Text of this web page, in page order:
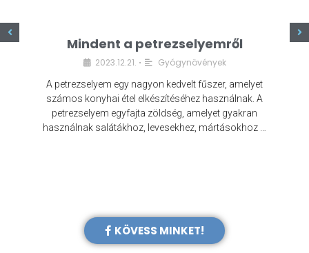
Mindent a petrezselyemről
2023.12.21. • Gyógynövények
A petrezselyem egy nagyon kedvelt fűszer, amelyet
számos konyhai étel elkészítéséhez használnak. A
petrezselyem egyfajta zöldség, amelyet gyakran
használnak salátákhoz, levesekhez, mártásokhoz …
KÖVESS MINKET!